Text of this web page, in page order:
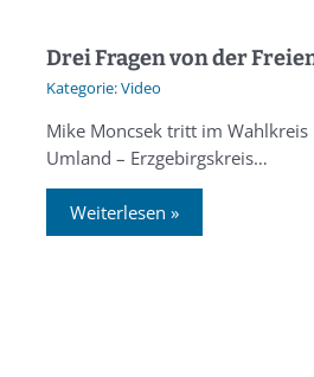
Drei Fragen von der
Video
Mike Moncsek tritt im
Umland – Erzgebirgskreis…
Weiterlesen »